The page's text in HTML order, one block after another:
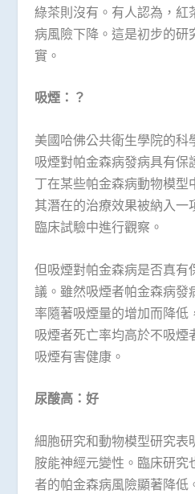
綠茶則沒有。有人認為，紅
病風險下降。這是初步的研
實。
吸煙：？
美國哈佛公共衛生學院的科
吸煙對帕金森病發病具有保
丁在某些帕金森病動物模型
其潛在的治療效果被納入一
臨床試驗中進行觀察。
但吸煙對帕金森病是否真有
議。雖然吸煙者帕金森病發
率隨著吸煙量的增加而降低
吸煙者死亡率均高於不吸煙
吸煙有害健康。
尿酸高：好
細胞研究和動物模型研究表
胺能神經元變性。臨床研究
者的帕金森病風險顯著降低